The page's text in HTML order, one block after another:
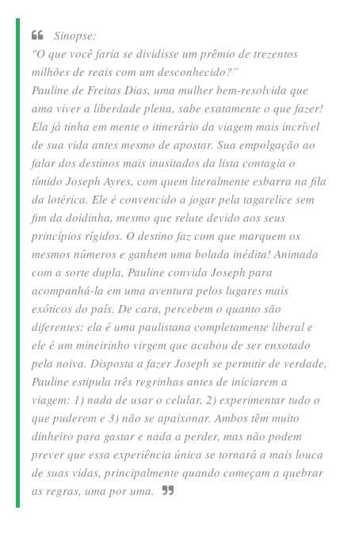
Sinopse:
"O que você faria se dividisse um prêmio de trezentos
milhões de reais com um desconhecido?”
Pauline de Freitas Dias, uma mulher bem-resolvida que
ama viver a liberdade plena, sabe exatamente o que fazer!
Ela já tinha em mente o itinerário da viagem mais incrível
de sua vida antes mesmo de apostar. Sua empolgação ao
falar dos destinos mais inusitados da lista contagia o
tímido Joseph Ayres, com quem literalmente esbarra na fila
da lotérica. Ele é convencido a jogar pela tagarelice sem
fim da doidinha, mesmo que relute devido aos seus
princípios rígidos. O destino faz com que marquem os
mesmos números e ganhem uma bolada inédita! Animada
com a sorte dupla, Pauline convida Joseph para
acompanhá-la em uma aventura pelos lugares mais
exóticos do país. De cara, percebem o quanto são
diferentes: ela é uma paulistana completamente liberal e
ele é um mineirinho virgem que acabou de ser enxotado
pela noiva. Disposta a fazer Joseph se permitir de verdade,
Pauline estipula três regrinhas antes de iniciarem a
viagem: 1) nada de usar o celular, 2) experimentar tudo o
que puderem e 3) não se apaixonar. Ambos têm muito
dinheiro para gastar e nada a perder, mas não podem
prever que essa experiência única se tornará a mais louca
de suas vidas, principalmente quando começam a quebrar
as regras, uma por uma.